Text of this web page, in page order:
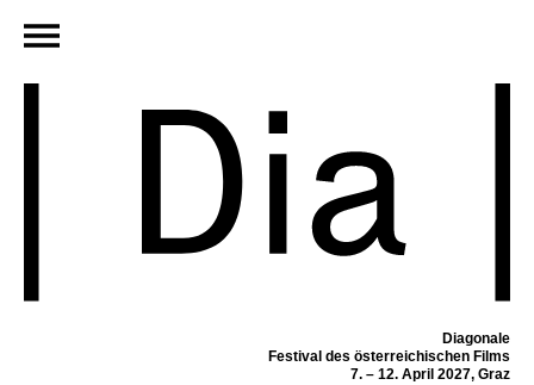
Diagonale
Festival des österreichischen Films
7. – 12. April 2027, Graz